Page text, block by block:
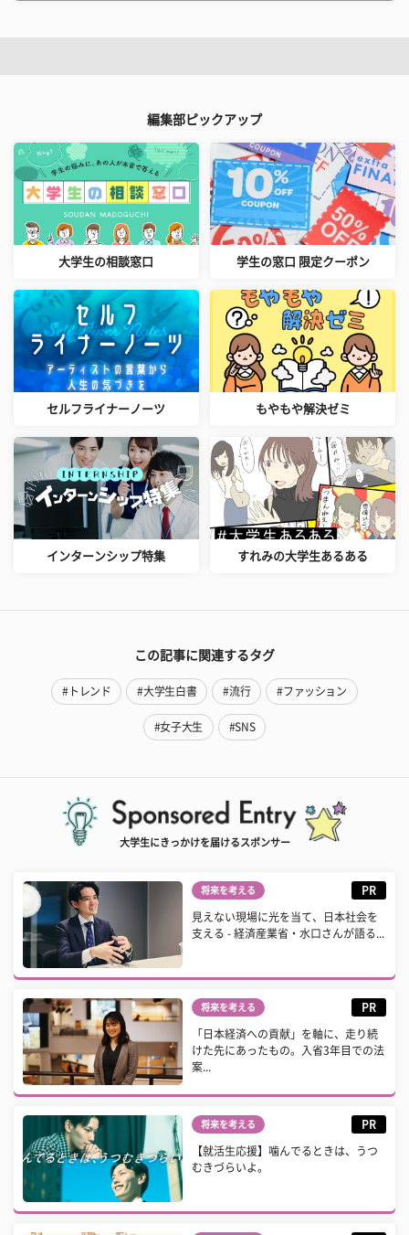
編集部ピックアップ
大学生の相談窓口 学生の窓口 限定クーポン
セルフライナーノーツ もやもや解決ゼミ
インターンシップ特集 すれみの大学生あるある
この記事に関連するタグ
#トレンド #大学生白書 #流行 #ファッション
#女子大生 #SNS
大学生にきっかけを届けるスポンサー
将来を考える PR
見えない現場に光を当て、日本社会を
支える - 経済産業省・水口さんが語る...
将来を考える PR
「日本経済への貢献」を軸に、走り続
けた先にあったもの。入省3年目での法
案...
将来を考える PR
【就活生応援】噛んでるときは、うつ
むきづらいよ。